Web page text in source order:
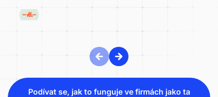
Podívat se, jak to funguje ve firmách jako ta